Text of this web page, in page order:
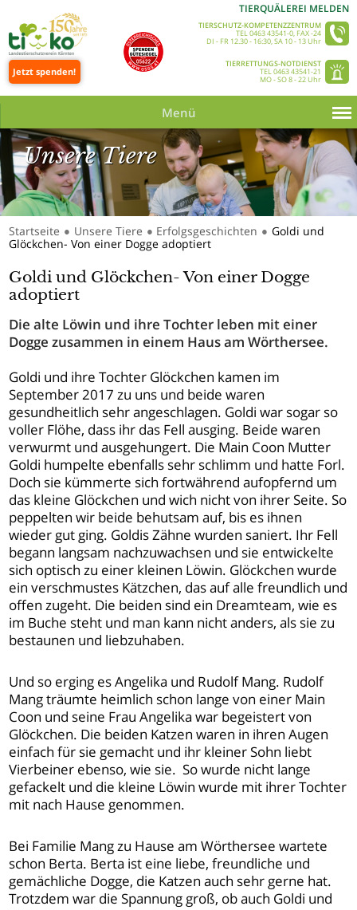
Jetzt spenden!
TIERQUÄLEREI MELDEN
TIERSCHUTZ-KOMPETENZZENTRUM
TEL 0463 43541-0, FAX -24
DI - FR 12.30 - 16:30, SA 10 - 13 Uhr
TIERRETTUNGS-NOTDIENST
TEL 0463 43541-21
MO - SO 8 - 22 Uhr
Menü
Unsere Tiere_Slider 350 © Tine Steinthaler
Unsere Tiere
Startseite ● Unsere Tiere ● Erfolgsgeschichten ● Goldi und
Glöckchen- Von einer Dogge adoptiert
Goldi und Glöckchen- Von einer Dogge
adoptiert
Die alte Löwin und ihre Tochter leben mit einer
Dogge zusammen in einem Haus am Wörthersee.
Goldi und ihre Tochter Glöckchen kamen im
September 2017 zu uns und beide waren
gesundheitlich sehr angeschlagen. Goldi war sogar so
voller Flöhe, dass ihr das Fell ausging. Beide waren
verwurmt und ausgehungert. Die Main Coon Mutter
Goldi humpelte ebenfalls sehr schlimm und hatte Forl.
Doch sie kümmerte sich fortwährend aufopfernd um
das kleine Glöckchen und wich nicht von ihrer Seite. So
peppelten wir beide behutsam auf, bis es ihnen
wieder gut ging. Goldis Zähne wurden saniert. Ihr Fell
begann langsam nachzuwachsen und sie entwickelte
sich optisch zu einer kleinen Löwin. Glöckchen wurde
ein verschmustes Kätzchen, das auf alle freundlich und
offen zugeht. Die beiden sind ein Dreamteam, wie es
im Buche steht und man kann nicht anders, als sie zu
bestaunen und liebzuhaben.
Und so erging es Angelika und Rudolf Mang. Rudolf
Mang träumte heimlich schon lange von einer Main
Coon und seine Frau Angelika war begeistert von
Glöckchen. Die beiden Katzen waren in ihren Augen
einfach für sie gemacht und ihr kleiner Sohn liebt
Vierbeiner ebenso, wie sie. So wurde nicht lange
gefackelt und die kleine Löwin wurde mit ihrer Tochter
mit nach Hause genommen.
Bei Familie Mang zu Hause am Wörthersee wartete
schon Berta. Berta ist eine liebe, freundliche und
gemächliche Dogge, die Katzen auch sehr gerne hat.
Trotzdem war die Spannung groß, ob auch Goldi und